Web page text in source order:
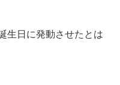
生日に発動させたとは